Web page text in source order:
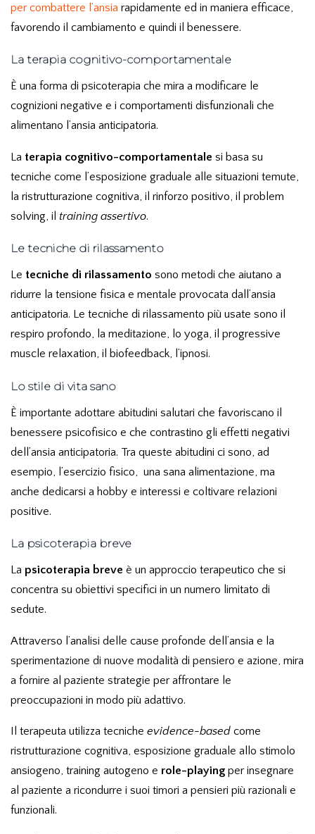
per combattere l’ansia rapidamente ed in maniera efficace,
favorendo il cambiamento e quindi il benessere.
La terapia cognitivo-comportamentale
È una forma di psicoterapia che mira a modificare le
cognizioni negative e i comportamenti disfunzionali che
alimentano l’ansia anticipatoria.
La terapia cognitivo-comportamentale si basa su
tecniche come l’esposizione graduale alle situazioni temute,
la ristrutturazione cognitiva, il rinforzo positivo, il problem
solving, il training assertivo.
Le tecniche di rilassamento
Le tecniche di rilassamento sono metodi che aiutano a
ridurre la tensione fisica e mentale provocata dall’ansia
anticipatoria. Le tecniche di rilassamento più usate sono il
respiro profondo, la meditazione, lo yoga, il progressive
muscle relaxation, il biofeedback, l’ipnosi.
Lo stile di vita sano
È importante adottare abitudini salutari che favoriscano il
benessere psicofisico e che contrastino gli effetti negativi
dell’ansia anticipatoria. Tra queste abitudini ci sono, ad
esempio, l’esercizio fisico, una sana alimentazione, ma
anche dedicarsi a hobby e interessi e coltivare relazioni
positive.
La psicoterapia breve
La psicoterapia breve è un approccio terapeutico che si
concentra su obiettivi specifici in un numero limitato di
sedute.
Attraverso l’analisi delle cause profonde dell’ansia e la
sperimentazione di nuove modalità di pensiero e azione, mira
a fornire al paziente strategie per affrontare le
preoccupazioni in modo più adattivo.
Il terapeuta utilizza tecniche evidence-based come
ristrutturazione cognitiva, esposizione graduale allo stimolo
ansiogeno, training autogeno e role-playing per insegnare
al paziente a ricondurre i suoi timori a pensieri più razionali e
funzionali.